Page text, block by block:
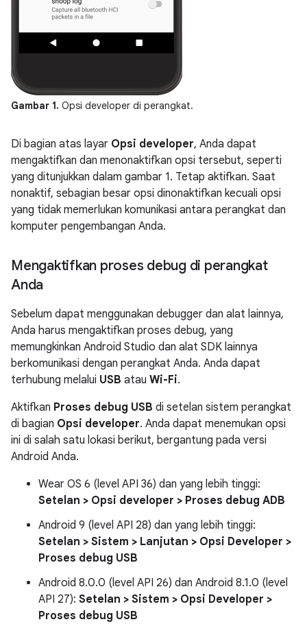
Gambar 1. Opsi developer di perangkat.
Di bagian atas layar Opsi developer, Anda dapat
mengaktifkan dan menonaktifkan opsi tersebut, seperti
yang ditunjukkan dalam gambar 1. Tetap aktifkan. Saat
nonaktif, sebagian besar opsi dinonaktifkan kecuali opsi
yang tidak memerlukan komunikasi antara perangkat dan
komputer pengembangan Anda.
Mengaktifkan proses debug di perangkat
Anda
Sebelum dapat menggunakan debugger dan alat lainnya,
Anda harus mengaktifkan proses debug, yang
memungkinkan Android Studio dan alat SDK lainnya
berkomunikasi dengan perangkat Anda. Anda dapat
terhubung melalui USB atau Wi-Fi.
Aktifkan Proses debug USB di setelan sistem perangkat
di bagian Opsi developer. Anda dapat menemukan opsi
ini di salah satu lokasi berikut, bergantung pada versi
Android Anda.
Wear OS 6 (level API 36) dan yang lebih tinggi:
Setelan > Opsi developer > Proses debug ADB
Android 9 (level API 28) dan yang lebih tinggi:
Setelan > Sistem > Lanjutan > Opsi Developer >
Proses debug USB
Android 8.0.0 (level API 26) dan Android 8.1.0 (level
API 27): Setelan > Sistem > Opsi Developer >
Proses debug USB